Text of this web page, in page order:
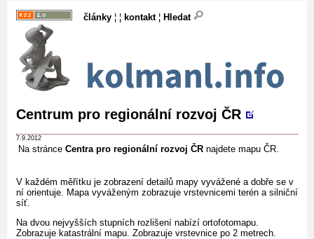
články ¦ ¦ kontakt¦ Hledat
Centrum pro regionální rozvoj ČR
7.9.2012
Na stránce Centra pro regionální rozvoj ČR najdete mapu ČR.
V každém měřítku je zobrazení detailů mapy vyvážené a dobře se v
ní orientuje. Mapa vyváženým zobrazuje vrstevnicemi terén a silniční
síť.
Na dvou nejvyšších stupních rozlišení nabízí ortofotomapu.
Zobrazuje katastrální mapu. Zobrazuje vrstevnice po 2 metrech.